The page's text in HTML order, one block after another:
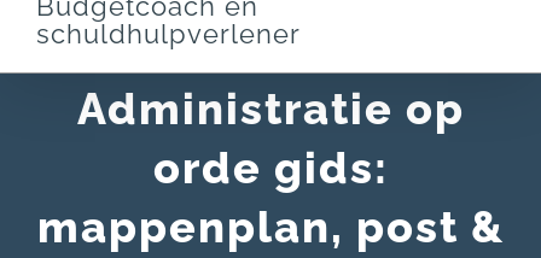
Budgetcoach en
schuldhulpverlener
Administratie op
orde gids:
mappenplan, post &